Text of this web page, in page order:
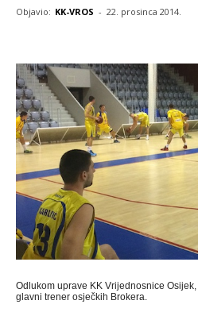
Objavio: KK-VROS - 22. prosinca 2014.
Odlukom uprave KK Vrijednosnice
glavni trener osječkih Brokera.